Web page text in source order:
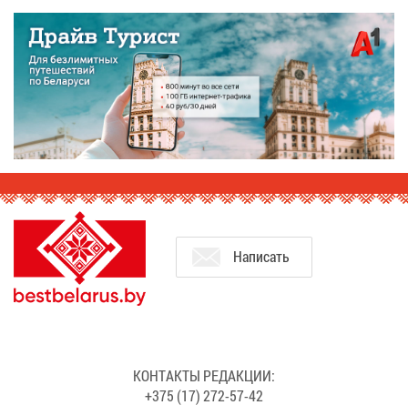
На­пи­сать
КОН­ТАК­ТЫ РЕ­ДАК­ЦИИ:
+375 (17) 272-57-42